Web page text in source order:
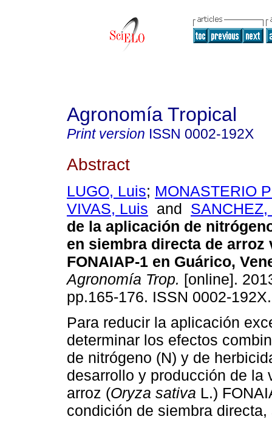
Agronomía Tropical
Print version ISSN 0002-192X
Abstract
LUGO, Luis; MONASTERIO
VIVAS, Luis and
de la aplicación de
en siembra directa de arroz
FONAIAP-1 en Guárico,
Agronomía Trop. [online].
pp.165-176. ISSN 0002-192X.
Para reducir la aplicación
determinar los efectos
de nitrógeno (N) y de
desarrollo y producción de la
arroz (Oryza sativa L.)
condición de siembra